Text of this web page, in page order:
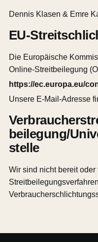
Dennis Klasen & Emre
EU-
Die Europäische
Online-Streitbeilegung
https://ec.europa.eu/
Unsere E-Mail-Adresse
beilegung/
stelle
Wir sind nicht bereit oder